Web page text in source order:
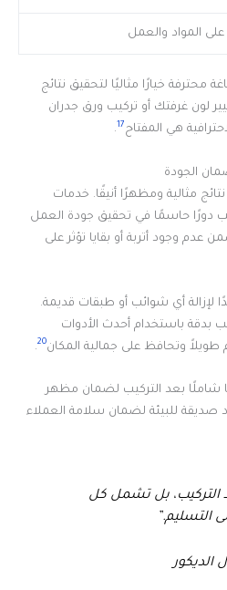
المواد والعمل
محترفة خيارًا مثاليًا لتحقيق نتائج
لون غرفتك أو تركيب ورق جدران
هي المفتاح17
.
الجودة
مثالية ومظهرًا أنيقًا. خدمات
دورًا حاسمًا في تحقيق جودة العمل
عدم وجود أتربة أو بقايا تؤثر على
لإزالة أي شوائب أو طبقات قديمة.
بدقة باستخدام أحدث الأدوات
طويلاً وتحافظ على جمالية المكان20
.
شاملًا بعد التركيب لضمان مظهر
صديقة للبيئة لضمان سلامة العملاء
التركيب، بل تشمل كل
التسليم.”
الديكور